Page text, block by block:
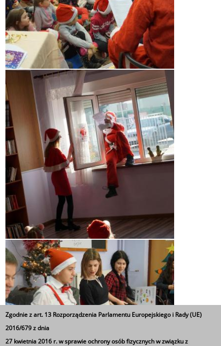
Zgodnie z art. 13 Rozporządzenia Parlamentu Europejskiego i Rady (UE)
2016/679 z dnia
27 kwietnia 2016 r. w sprawie ochrony osób fizycznych w związku z